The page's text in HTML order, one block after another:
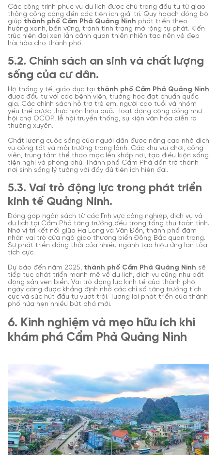
Các công trình phục vụ du lịch được chú trọng đầu tư từ giao
thông công cộng đến các tiện ích giải trí. Quy hoạch đồng bộ
giúp thành phố Cẩm Phả Quảng Ninh phát triển theo
hướng xanh, bền vững, tránh tình trạng mở rộng tự phát. Kiến
trúc hiện đại xen lẫn cảnh quan thiên nhiên tạo nên vẻ đẹp
hài hòa cho thành phố.
5.2. Chính sách an sinh và chất lượng
sống của cư dân.
Hệ thống y tế, giáo dục tại thành phố Cẩm Phả Quảng Ninh
được đầu tư với các bệnh viện, trường học đạt chuẩn quốc
gia. Các chính sách hỗ trợ trẻ em, người cao tuổi và nhóm
yếu thế được thực hiện hiệu quả. Hoạt động cộng đồng như
hội chợ OCOP, lễ hội truyền thống, sự kiện văn hóa diễn ra
thường xuyên.
Chất lượng cuộc sống của người dân được nâng cao nhờ dịch
vụ công tốt và môi trường trong lành. Các khu vui chơi, công
viên, trung tâm thể thao mọc lên khắp nơi, tạo điều kiện sống
tiện nghi và phong phú. Thành phố Cẩm Phả dần trở thành
nơi sinh sống lý tưởng với đầy đủ tiện ích hiện đại.
5.3. Vai trò động lực trong phát triển
kinh tế Quảng Ninh.
Đóng góp ngân sách từ các lĩnh vực công nghiệp, dịch vụ và
du lịch tại Cẩm Phả tăng trưởng đều trong tổng thu toàn tỉnh.
Nhờ vị trí kết nối giữa Hạ Long và Vân Đồn, thành phố đảm
nhận vai trò cửa ngõ giao thương biển Đông Bắc quan trọng.
Sự phát triển đồng thời của nhiều ngành tạo hiệu ứng lan tỏa
tích cực.
Dự báo đến năm 2025, thành phố Cẩm Phả Quảng Ninh sẽ
tiếp tục phát triển mạnh mẽ về du lịch, dịch vụ cũng như bất
động sản ven biển. Vai trò động lực kinh tế của thành phố
ngày càng được khẳng định nhờ các chỉ số tăng trưởng tích
cực và sức hút đầu tư vượt trội. Tương lai phát triển của thành
phố hứa hẹn nhiều bứt phá mới.
6. Kinh nghiệm và mẹo hữu ích khi
khám phá Cẩm Phả Quảng Ninh